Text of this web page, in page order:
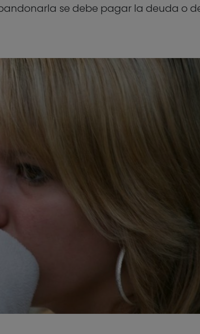
se debe pagar la deuda o